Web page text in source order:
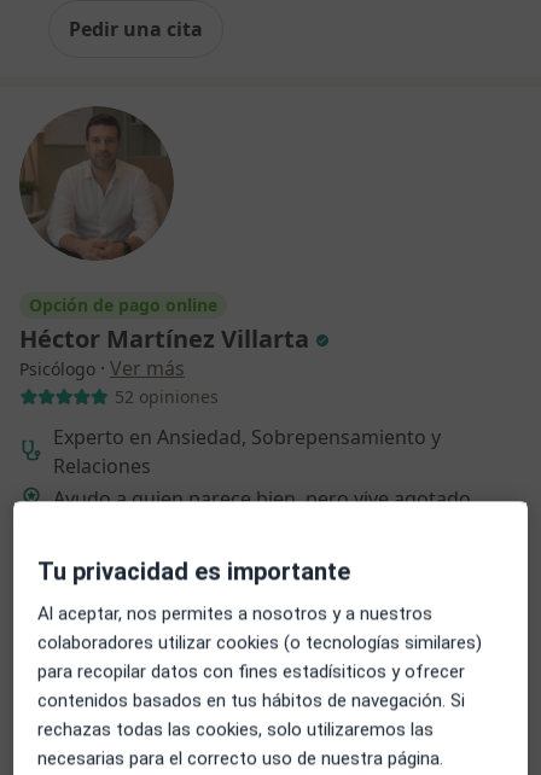
Pedir una cita
Opción de pago online
Héctor Martínez Villarta
Psicólogo · Ver más
52 opiniones
Experto en Ansiedad, Sobrepensamiento y
Relaciones
Ayudo a quien parece bien, pero vive agotado
Dirección
Online
Calle Velázquez 30, Madrid • Mapa
Psicología para mi
Primera visita Psicología
Tu privacidad es importante
Al aceptar, nos permites a nosotros y a nuestros
colaboradores utilizar cookies (o tecnologías similares)
para recopilar datos con fines estadísiticos y ofrecer
contenidos basados en tus hábitos de navegación. Si
rechazas todas las cookies, solo utilizaremos las
necesarias para el correcto uso de nuestra página.